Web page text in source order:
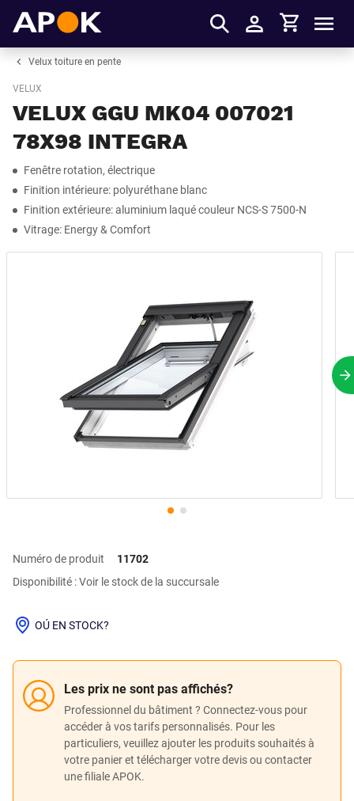
S'identifier
Panier
Velux toiture en pente
VELUX
VELUX GGU MK04 007021
78X98 INTEGRA
Fenêtre rotation, électrique
Finition intérieure: polyuréthane blanc
Finition extérieure: aluminium laqué couleur NCS-S 7500-N
Vitrage: Energy & Comfort
Numéro de produit
11702
Disponibilité : Voir le stock de la succursale
Les prix ne sont pas affichés?
Professionnel du bâtiment ? Connectez-vous pour
accéder à vos tarifs personnalisés. Pour les
particuliers, veuillez ajouter les produits souhaités à
votre panier et télécharger votre devis ou contacter
une filiale APOK.
OÚ EN STOCK?